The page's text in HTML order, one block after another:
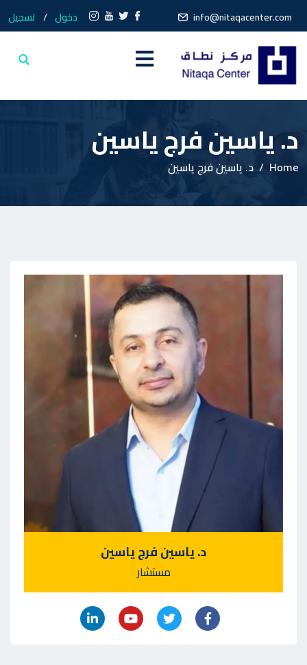
info@nitaqacenter.com دخول / تسجيل
د. ياسين فرج ياسين
Home د. ياسين فرج ياسين
د. ياسين فرج ياسين
مستشار